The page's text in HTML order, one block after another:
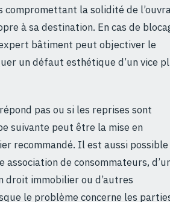
compromettant la solidité de
à sa destination. En cas de
bâtiment peut objectiver le
un défaut esthétique d’un vice
pas ou si les reprises sont
suivante peut être la mise en
recommandé. Il est aussi
association de consommateurs,
droit immobilier ou d’autres
le problème concerne les